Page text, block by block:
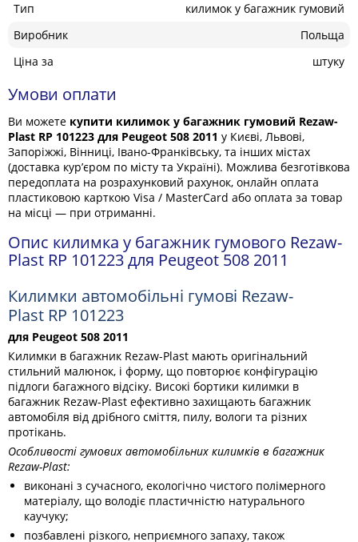
Тип
килимок у багажник гумовий
Виробник
Польща
Ціна за
штуку
Умови оплати
Ви можете купити килимок у багажник гумовий Rezaw-
Plast RP 101223 для Peugeot 508 2011 у Києві, Львові,
Запоріжжі, Вінниці, Івано-Франківську, та інших містах
(доставка кур’єром по місту та Україні). Можлива безготівкова
передоплата на розрахунковий рахунок, онлайн оплата
пластиковою карткою Visa / MasterCard або оплата за товар
на місці — при отриманні.
Опис килимка у багажник гумового Rezaw-
Plast RP 101223 для Peugeot 508 2011
Килимки автомобільні гумові Rezaw-
Plast RP 101223
для Peugeot 508 2011
Килимки в багажник Rezaw-Plast мають оригінальний
стильний малюнок, і форму, що повторює конфігурацію
підлоги багажного відсіку. Високі бортики килимки в
багажник Rezaw-Plast ефективно захищають багажник
автомобіля від дрібного сміття, пилу, вологи та різних
протікань.
Особливості гумових автомобільних килимків в багажник
Rezaw-Plast:
виконані з сучасного, екологічно чистого полімерного
матеріалу, що володіє пластичністю натурального
каучуку;
позбавлені різкого, неприємного запаху, також